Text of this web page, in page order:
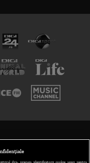
dvs., precum identificatorii cookie unici pentru